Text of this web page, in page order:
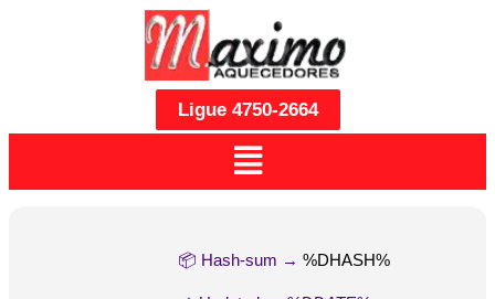
Ligue 4750-2664
📦 Hash-sum → %DHASH%